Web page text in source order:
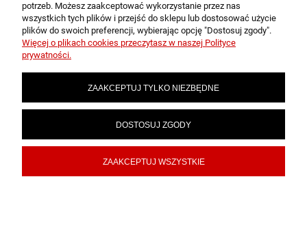
MOJE KONTO
INFORMACJE
O NAS
potrzeb. Możesz zaakceptować wykorzystanie przez nas
wszystkich tych plików i przejść do sklepu lub dostosować użycie
plików do swoich preferencji, wybierając opcję "Dostosuj zgody".
Więcej o plikach cookies przeczytasz w naszej Polityce
prywatności.
ZAAKCEPTUJ TYLKO NIEZBĘDNE
DOSTOSUJ ZGODY
ZAAKCEPTUJ WSZYSTKIE